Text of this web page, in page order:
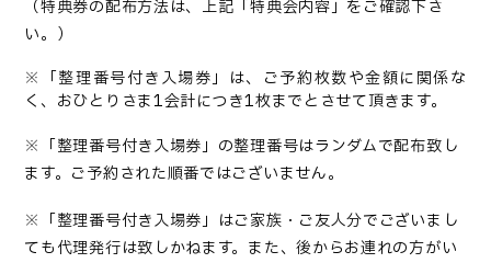
（特典券の配布方法は、上記「特典会内容」をご確認下さ
い。）
※「整理番号付き入場券」は、ご予約枚数や金額に関係な
く、おひとりさま1会計につき1枚までとさせて頂きます。
※「整理番号付き入場券」の整理番号はランダムで配布致し
ます。ご予約された順番ではございません。
※「整理番号付き入場券」はご家族・ご友人分でございまし
ても代理発行は致しかねます。また、後からお連れの方がい